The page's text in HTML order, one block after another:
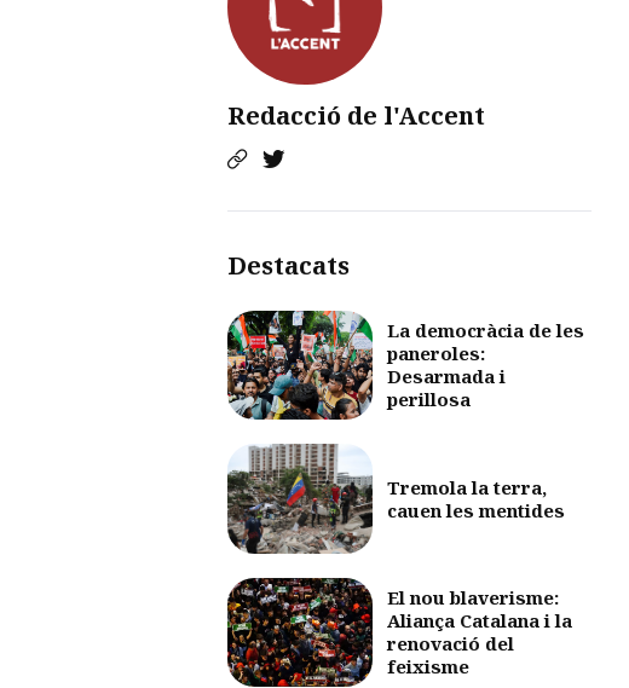
Redacció de l'Accent
Destacats
La democràcia de les
paneroles:
Desarmada i
perillosa
Tremola la terra,
cauen les mentides
El nou blaverisme:
Aliança Catalana i la
renovació del
feixisme